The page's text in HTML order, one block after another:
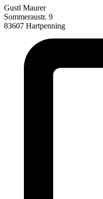
Gustl Maurer
Sommeraustr. 9
83607 Hartpenning